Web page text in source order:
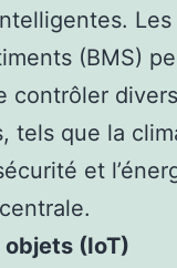
Les
(BMS)
contrôler
tels que la
et
objets (IoT)